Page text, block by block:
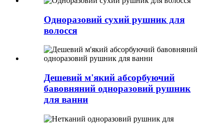
Одноразовий сухий рушник для
волосся
Дешевий м'який абсорбуючий
бавовняний одноразовий рушник
для ванни